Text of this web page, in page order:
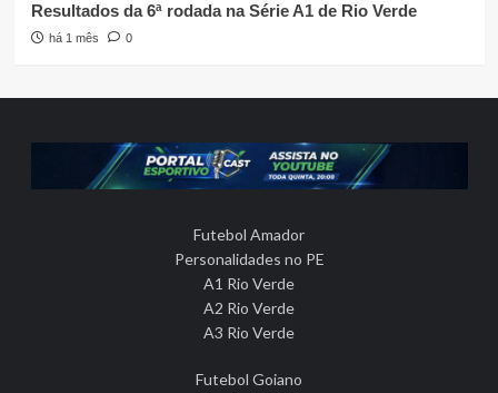
Resultados da 6ª rodada na Série A1 de Rio Verde
há 1 mês 0
Futebol Amador
Personalidades no PE
A1 Rio Verde
A2 Rio Verde
A3 Rio Verde
Futebol Goiano